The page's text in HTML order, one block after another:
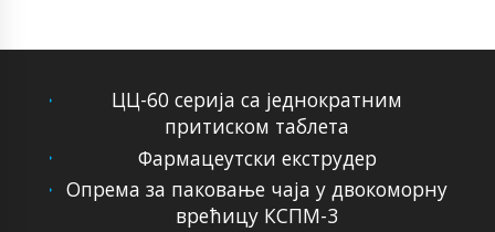
ЦЦ-60 серија са једнократним
притиском таблета
Фармацеутски екструдер
Опрема за паковање чаја у двокоморну
врећицу КСПМ-3